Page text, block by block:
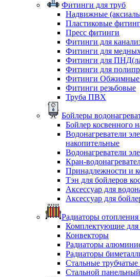
Фитинги для труб
Надвижные
Пластиковые
Пресс фитинги
Фитинги для
Фитинги для
Фитинги для
Фитинги для
Фитинги Обжимные
Фитинги резьбовые
Труба ПВХ
Бойлеры
Бойлер косвенного
Водонагреватели
накопительные
Водонагреватели
Кран-
Принадлежности и
Тэн для бойлеров
Аксессуар для
Аксессуар для
Радиаторы
Комплектующие для
Конвекторы
Радиаторы
Радиаторы
Стальные
Стальной